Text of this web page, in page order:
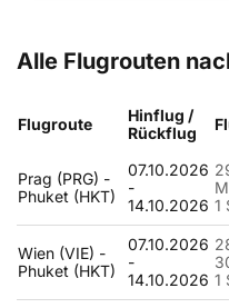
Alle Flugrouten
Flugroute
Hinflug /
Rückflug
Prag (PRG) -
Phuket (HKT)
07.10.2026
-
14.10.2026 1
Wien (VIE) -
Phuket (HKT)
07.10.2026
-
14.10.2026 1